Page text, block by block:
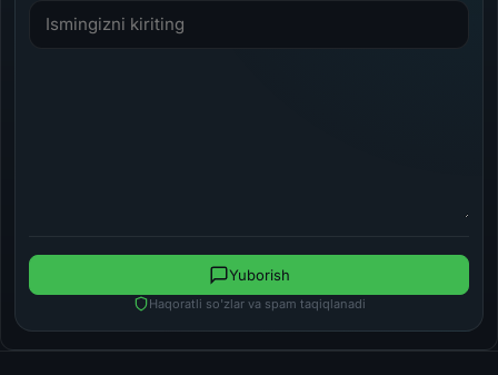
Haqoratli so'zlar va spam taqiqlanadi
Yuborish